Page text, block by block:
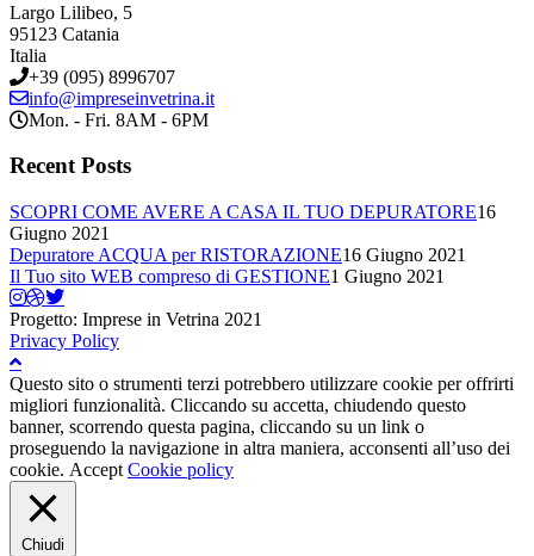
Largo Lilibeo, 5
95123 Catania
Italia
+39 (095) 8996707
info@impreseinvetrina.it
Mon. - Fri. 8AM - 6PM
Recent Posts
SCOPRI COME AVERE A CASA IL TUO DEPURATORE16
Giugno 2021
Depuratore ACQUA per RISTORAZIONE16 Giugno 2021
Il Tuo sito WEB compreso di GESTIONE1 Giugno 2021
Progetto: Imprese in Vetrina 2021
Privacy Policy
Questo sito o strumenti terzi potrebbero utilizzare cookie per offrirti
migliori funzionalità. Cliccando su accetta, chiudendo questo
banner, scorrendo questa pagina, cliccando su un link o
proseguendo la navigazione in altra maniera, acconsenti all’uso dei
cookie. Accept Cookie policy
Chiudi